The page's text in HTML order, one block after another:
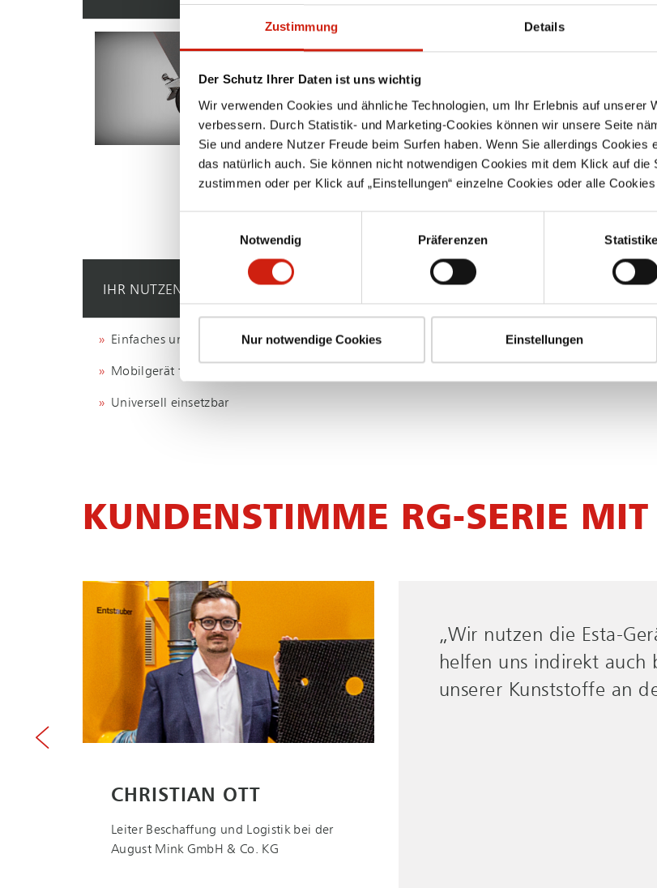
Zustimmung Details
Der Schutz Ihrer Daten ist uns wichtig
Wir verwenden Cookies und ähnliche Technologien, um Ihr Erlebnis auf unserer
verbessern. Durch Statistik- und Marketing-Cookies können wir unsere Seite
Sie und andere Nutzer Freude beim Surfen haben. Wenn Sie allerdings
das natürlich auch. Sie können nicht notwendigen Cookies mit dem Klick auf die
zustimmen oder per Klick auf „Einstellungen“ einzelne Cookies oder alle
Notwendig
Präferenzen
Nur notwendige Cookies Einstellungen
einsetzbar und somit geeignet für
häufig wechselnde Einsatzorte.
Umfüllen,
IHR NUTZEN
Einfaches und effektives Filtersystem
Mobilgerät für den flexiblen Einsatz
Universell einsetzbar
BESONDERHEITEN
Mit Staubfiltersack oder Dauerpatrone
lieferbar
KUNDENSTIMME RG-SERIE
CHRISTIAN OTT
Leiter Beschaffung und Logistik bei der
August Mink GmbH & Co. KG
„Wir nutzen die Esta-
helfen uns indirekt auch
unserer Kunststoffe an
MICHAEL MÜLLER
Geschäftsführer Technik und Einkauf bei
der August Mink GmbH & Co. KG
„Lassen wir die
ruckzuck voller
Rutschgefahr für unsere